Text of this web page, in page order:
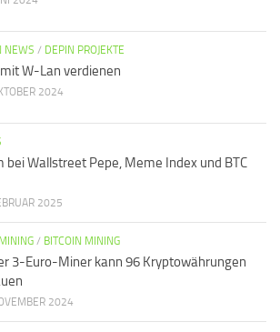
NEWS / DEPIN PROJEKTE
W-Lan verdienen
2024
bei Wallstreet Pepe, Meme Index und BTC
2025
/ BITCOIN MINING
3-Euro-Miner kann 96 Kryptowährungen
2024